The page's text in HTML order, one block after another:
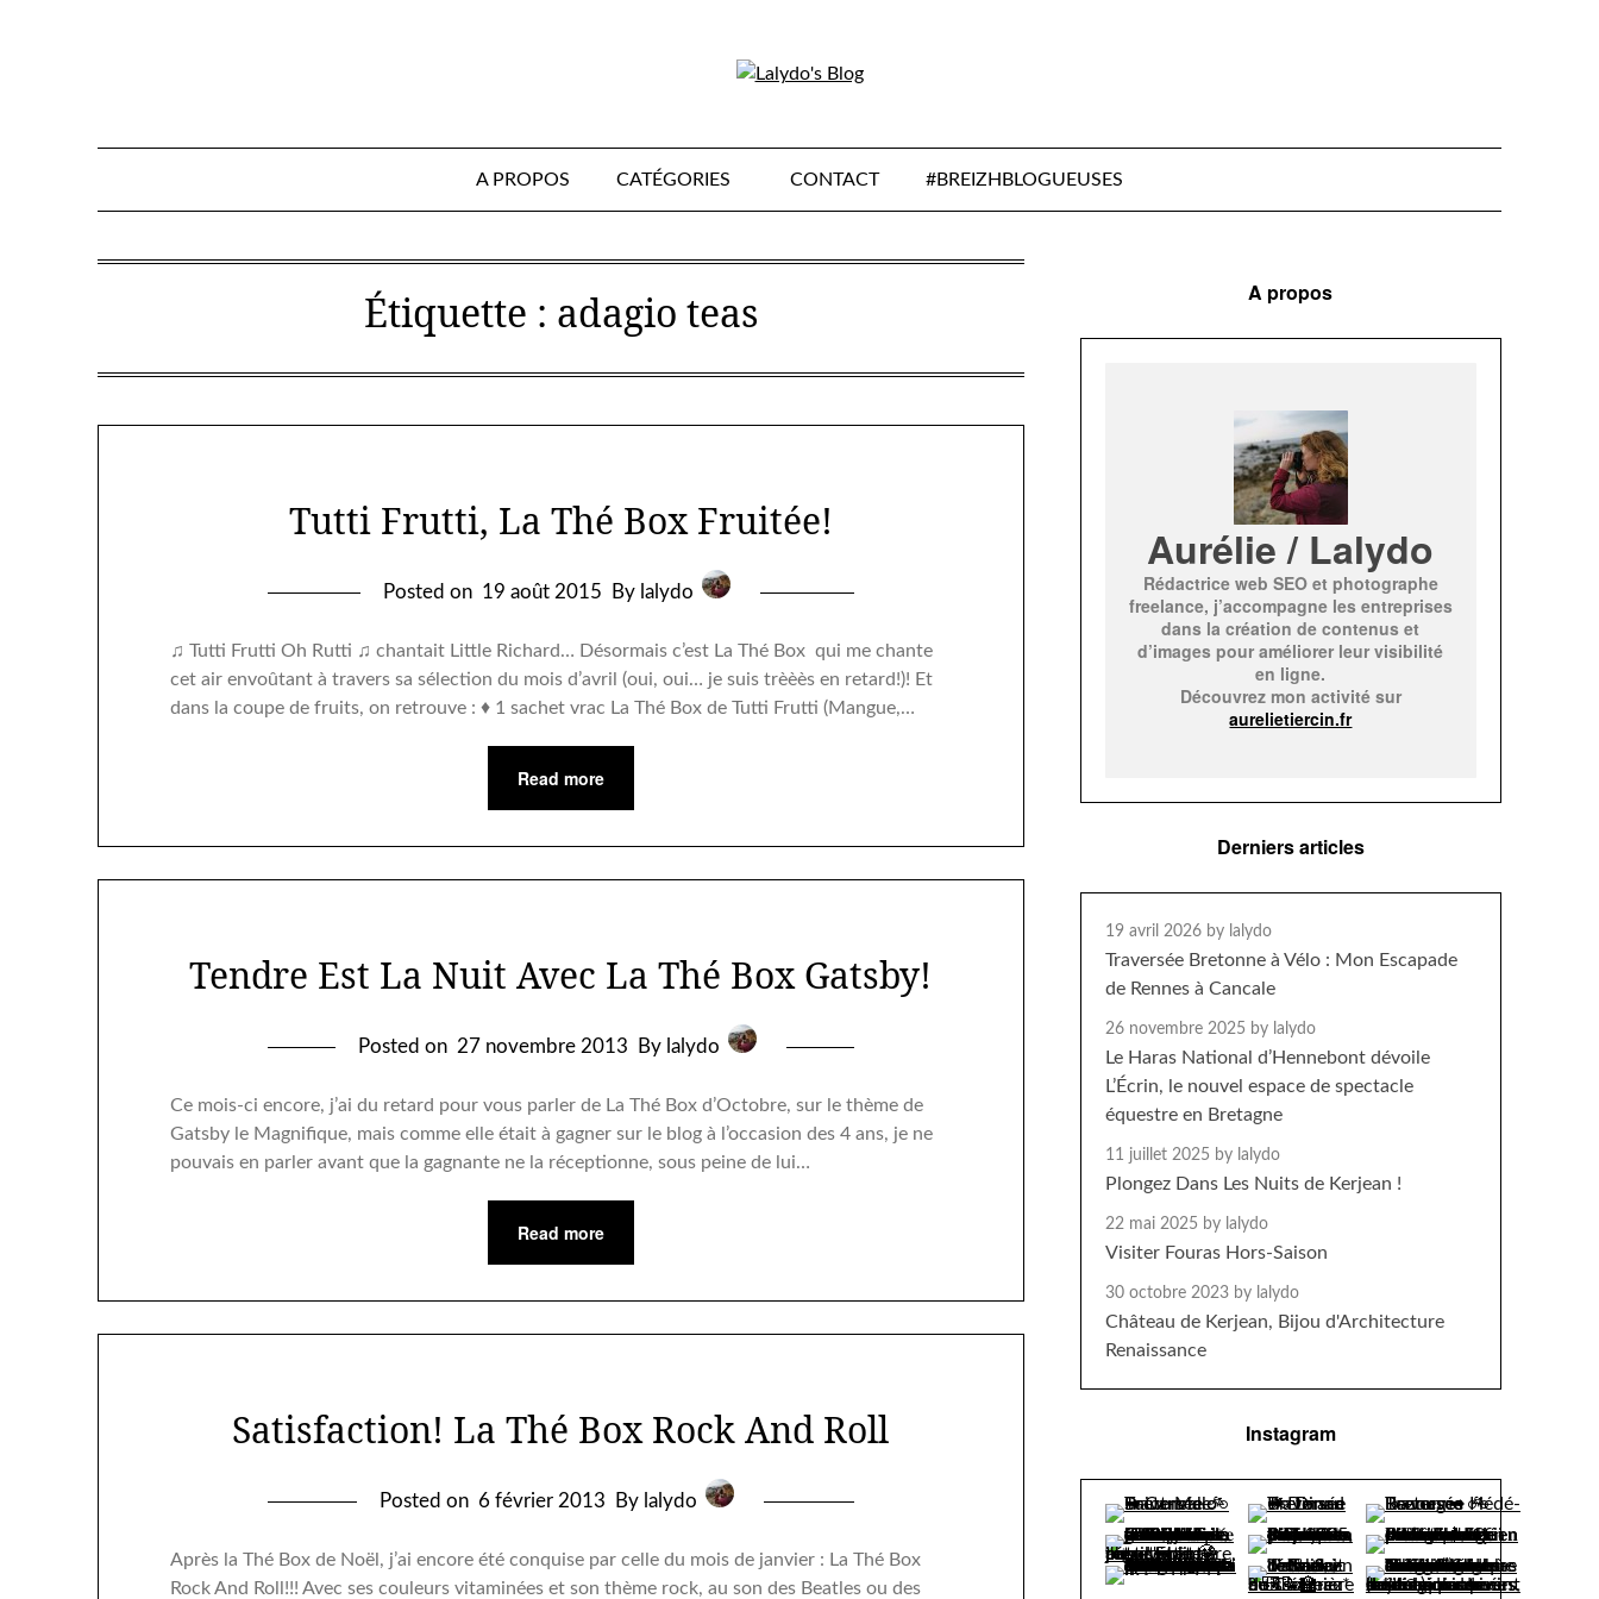
A PROPOS CATÉGORIES CONTACT #BREIZHBLOGUEUSES
Étiquette : adagio teas
Tutti Frutti, La Thé Box Fruitée!
Posted on 19 août 2015 By lalydo
♫ Tutti Frutti Oh Rutti ♫ chantait Little Richard… Désormais c’est La Thé Box qui me chante
cet air envoûtant à travers sa sélection du mois d’avril (oui, oui… je suis trèèès en retard!)! Et
dans la coupe de fruits, on retrouve : ♦ 1 sachet vrac La Thé Box de Tutti Frutti (Mangue,…
Read more
Tendre Est La Nuit Avec La Thé Box Gatsby!
Posted on 27 novembre 2013 By lalydo
Ce mois-ci encore, j’ai du retard pour vous parler de La Thé Box d’Octobre, sur le thème de
Gatsby le Magnifique, mais comme elle était à gagner sur le blog à l’occasion des 4 ans, je ne
pouvais en parler avant que la gagnante ne la réceptionne, sous peine de lui…
Read more
Satisfaction! La Thé Box Rock And Roll
Posted on 6 février 2013 By lalydo
Après la Thé Box de Noël, j’ai encore été conquise par celle du mois de janvier : La Thé Box
Rock And Roll!!! Avec ses couleurs vitaminées et son thème rock, au son des Beatles ou des
A propos
Aurélie / Lalydo
Rédactrice web SEO et photographe
freelance, j’accompagne les entreprises
dans la création de contenus et
d’images pour améliorer leur visibilité
en ligne.
Découvrez mon activité sur
aurelietiercin.fr
Derniers articles
19 avril 2026 by lalydo
Traversée Bretonne à Vélo : Mon Escapade
de Rennes à Cancale
26 novembre 2025 by lalydo
Le Haras National d’Hennebont dévoile
L’Écrin, le nouvel espace de spectacle
équestre en Bretagne
11 juillet 2025 by lalydo
Plongez Dans Les Nuits de Kerjean !
22 mai 2025 by lalydo
Visiter Fouras Hors-Saison
30 octobre 2023 by lalydo
Château de Kerjean, Bijou d'Architecture
Renaissance
Instagram